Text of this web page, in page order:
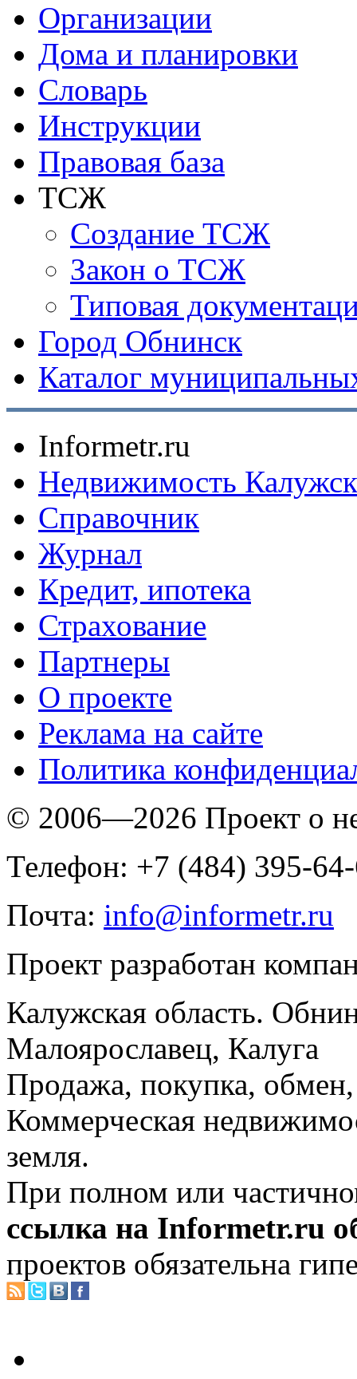
Организации
Дома и планировки
Словарь
Инструкции
Правовая база
ТСЖ
Создание ТСЖ
Закон о ТСЖ
Типовая
Город Обнинск
Каталог
Informetr.ru
Недвижимость
Справочник
Журнал
Кредит, ипотека
Страхование
Партнеры
O проекте
Реклама на сайте
Политика
© 2006—2026 Проект о
Телефон: +7 (484) 395-
Почта: info@informetr.ru
Проект разработан
Калужская область.
Малоярославец, Калуга
Продажа, покупка, обмен,
Коммерческая
земля.
При полном или
ссылка на Informetr.ru
проектов обязательна